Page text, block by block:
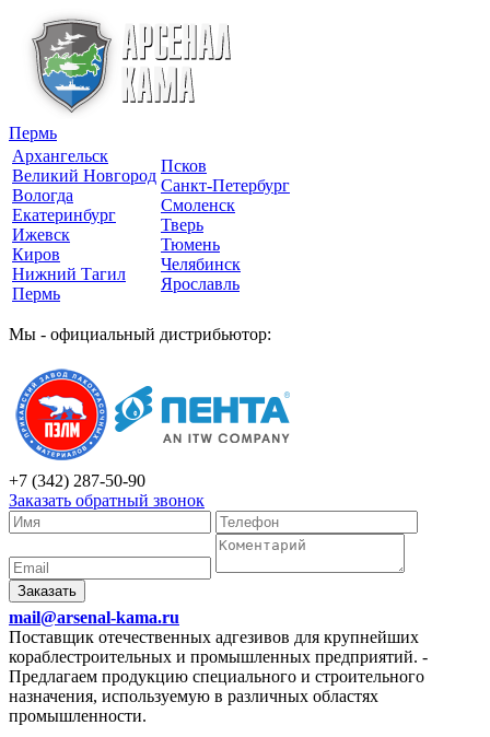
Пермь
Архангельск
Великий Новгород
Вологда
Екатеринбург
Ижевск
Киров
Нижний Тагил
Пермь
Псков
Санкт-Петербург
Смоленск
Тверь
Тюмень
Челябинск
Ярославль
Мы - официальный дистрибьютор:
+7 (342) 287-50-90
Заказать обратный звонок
Заказать
mail@arsenal-kama.ru
Поставщик отечественных адгезивов для крупнейших
кораблестроительных и промышленных предприятий. -
Предлагаем продукцию специального и строительного
назначения, используемую в различных областях
промышленности.